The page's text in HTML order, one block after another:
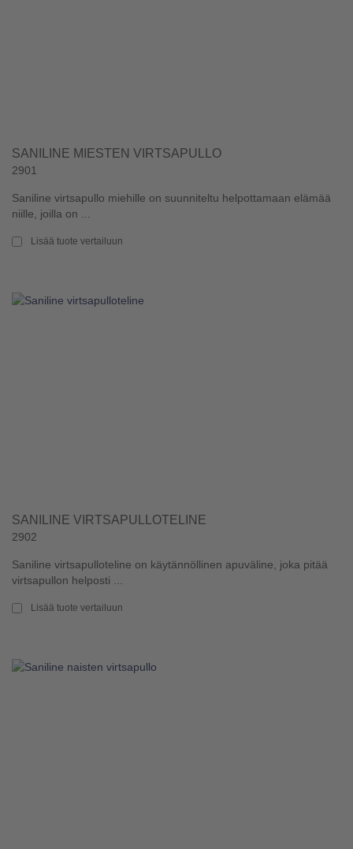
SANILINE MIESTEN VIRTSAPULLO
2901
Saniline virtsapullo miehille on suunniteltu helpottamaan elämää
niille, joilla on ...
Lisää tuote vertailuun
SANILINE VIRTSAPULLOTELINE
2902
Saniline virtsapulloteline on käytännöllinen apuväline, joka pitää
virtsapullon helposti ...
Lisää tuote vertailuun